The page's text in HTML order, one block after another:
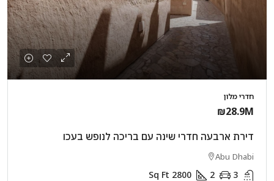
חדרי מלון
₪28.9M
דירת ארבעה חדרי שינה עם בריכה לנופש בעכו
Abu Dhabi
3
2
2800
Sq Ft